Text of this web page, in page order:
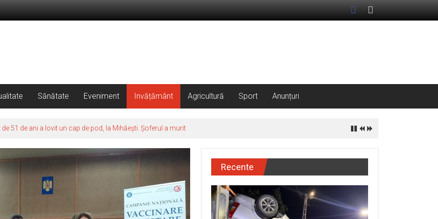
Sănătate Eveniment Invățământ Agricultură Sport Anunțuri
51 de ani a lovit un cap de pod, la Mihăești. Șoferul a murit
Recente